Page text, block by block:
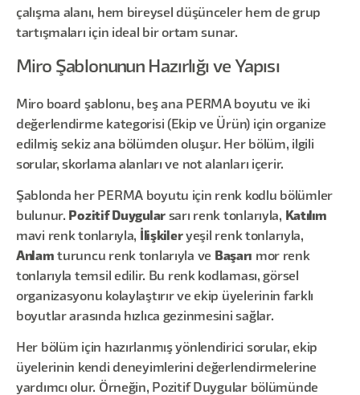
çalışma alanı, hem bireysel düşünceler hem de grup
tartışmaları için ideal bir ortam sunar.
Miro Şablonunun Hazırlığı ve Yapısı
Miro board şablonu, beş ana PERMA boyutu ve iki
değerlendirme kategorisi (Ekip ve Ürün) için organize
edilmiş sekiz ana bölümden oluşur. Her bölüm, ilgili
sorular, skorlama alanları ve not alanları içerir.
Şablonda her PERMA boyutu için renk kodlu bölümler
bulunur. Pozitif Duygular sarı renk tonlarıyla,
Katılım
mavi renk tonlarıyla,
İlişkileryeşil renk tonlarıyla,
Anlam turuncu renk tonlarıyla ve Başarı mor renk
tonlarıyla temsil edilir. Bu renk kodlaması, görsel
organizasyonu kolaylaştırır ve ekip üyelerinin farklı
boyutlar arasında hızlıca gezinmesini sağlar.
Her bölüm için hazırlanmış yönlendirici sorular, ekip
üyelerinin kendi deneyimlerini değerlendirmelerine
yardımcı olur. Örneğin, Pozitif Duygular bölümünde